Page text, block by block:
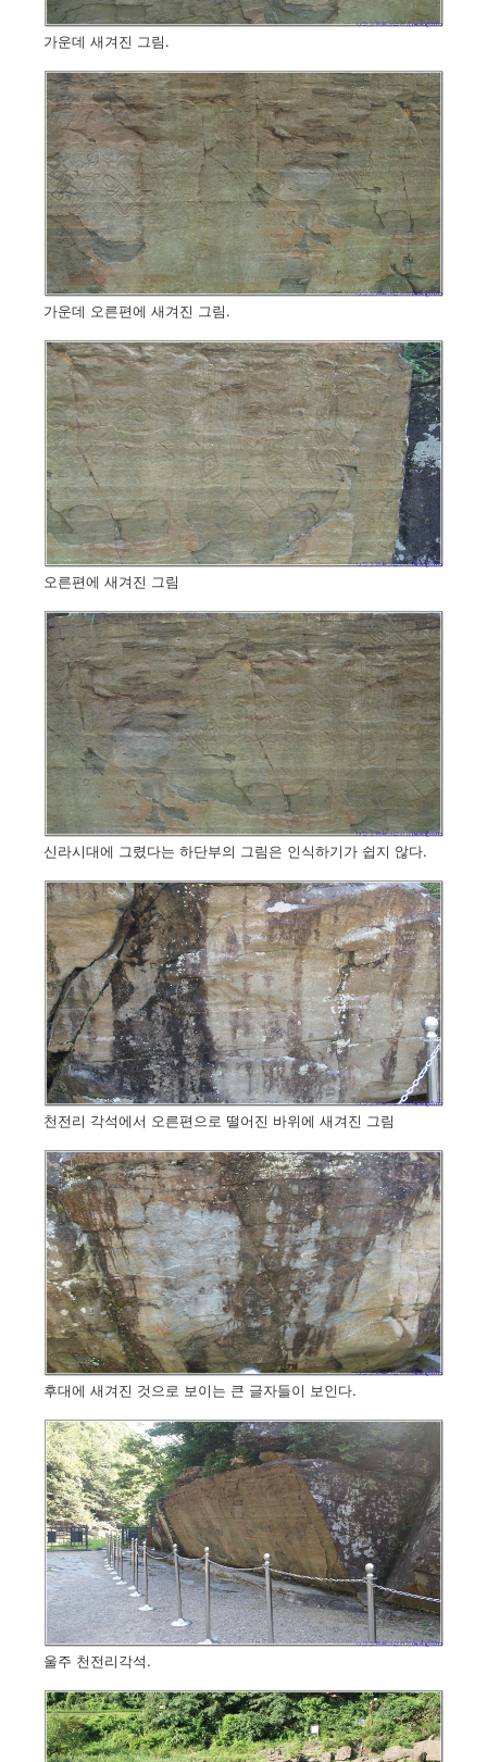
가운데 새겨진 그림.
가운데 오른편에 새겨진 그림.
오른편에 새겨진 그림
신라시대에 그렸다는 하단부의 그림은 인식하기가 쉽지 않다.
천전리 각석에서 오른편으로 떨어진 바위에 새겨진 그림
후대에 새겨진 것으로 보이는 큰 글자들이 보인다.
울주 천전리각석.